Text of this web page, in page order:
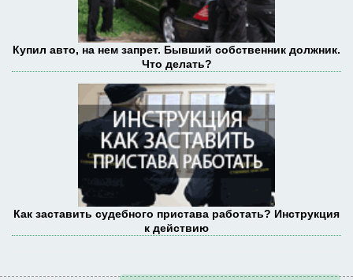
Купил авто, на нем запрет. Бывший собственник должник.
Что делать?
Как заставить судебного пристава работать? Инструкция
к действию